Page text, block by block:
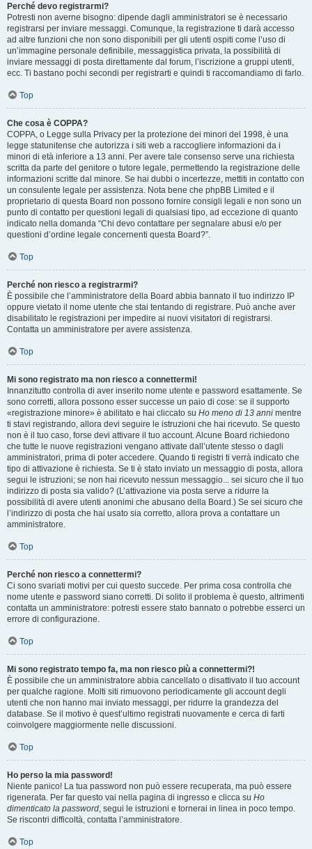
Perché devo registrarmi?
Potresti non averne bisogno: dipende dagli amministratori se è necessario
registrarsi per inviare messaggi. Comunque, la registrazione ti darà accesso
ad altre funzioni che non sono disponibili per gli utenti ospiti come l’uso di
un’immagine personale definibile, messaggistica privata, la possibilità di
inviare messaggi di posta direttamente dal forum, l’iscrizione a gruppi utenti,
ecc. Ti bastano pochi secondi per registrarti e quindi ti raccomandiamo di farlo.
Top
Che cosa è COPPA?
COPPA, o Legge sulla Privacy per la protezione dei minori del 1998, è una
legge statunitense che autorizza i siti web a raccogliere informazioni da i
minori di età inferiore a 13 anni. Per avere tale consenso serve una richiesta
scritta da parte del genitore o tutore legale, permettendo la registrazione delle
informazioni scritte dal minore. Se hai dubbi o incertezze, mettiti in contatto con
un consulente legale per assistenza. Nota bene che phpBB Limited e il
proprietario di questa Board non possono fornire consigli legali e non sono un
punto di contatto per questioni legali di qualsiasi tipo, ad eccezione di quanto
indicato nella domanda “Chi devo contattare per segnalare abusi e/o per
questioni d’ordine legale concernenti questa Board?”.
Top
Perché non riesco a registrarmi?
È possibile che l’amministratore della Board abbia bannato il tuo indirizzo IP
oppure vietato il nome utente che stai tentando di registrare. Può anche aver
disabilitato le registrazioni per impedire ai nuovi visitatori di registrarsi.
Contatta un amministratore per avere assistenza.
Top
Mi sono registrato ma non riesco a connettermi!
Innanzitutto controlla di aver inserito nome utente e password esattamente. Se
sono corretti, allora possono esser successe un paio di cose: se il supporto
«registrazione minore» è abilitato e hai cliccato su Ho meno di 13 anni mentre
ti stavi registrando, allora devi seguire le istruzioni che hai ricevuto. Se questo
non è il tuo caso, forse devi attivare il tuo account. Alcune Board richiedono
che tutte le nuove registrazioni vengano attivate dall’utente stesso o dagli
amministratori, prima di poter accedere. Quando ti registri ti verrà indicato che
tipo di attivazione è richiesta. Se ti è stato inviato un messaggio di posta, allora
segui le istruzioni; se non hai ricevuto nessun messaggio... sei sicuro che il tuo
indirizzo di posta sia valido? (L’attivazione via posta serve a ridurre la
possibilità di avere utenti anonimi che abusano della Board.) Se sei sicuro che
l’indirizzo di posta che hai usato sia corretto, allora prova a contattare un
amministratore.
Top
Perché non riesco a connettermi?
Ci sono svariati motivi per cui questo succede. Per prima cosa controlla che
nome utente e password siano corretti. Di solito il problema è questo, altrimenti
contatta un amministratore: potresti essere stato bannato o potrebbe esserci un
errore di configurazione.
Top
Mi sono registrato tempo fa, ma non riesco più a connettermi?!
È possibile che un amministratore abbia cancellato o disattivato il tuo account
per qualche ragione. Molti siti rimuovono periodicamente gli account degli
utenti che non hanno mai inviato messaggi, per ridurre la grandezza del
database. Se il motivo è quest’ultimo registrati nuovamente e cerca di farti
coinvolgere maggiormente nelle discussioni.
Top
Ho perso la mia password!
Niente panico! La tua password non può essere recuperata, ma può essere
rigenerata. Per far questo vai nella pagina di ingresso e clicca su Ho
dimenticato la password, segui le istruzioni e tornerai in linea in poco tempo.
Se riscontri difficoltà, contatta l’amministratore.
Top